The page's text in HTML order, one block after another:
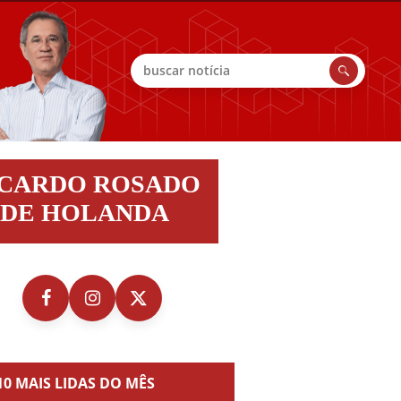
Buscar
ROSADO
DE HOLANDA
MAIS LIDAS DO MÊS